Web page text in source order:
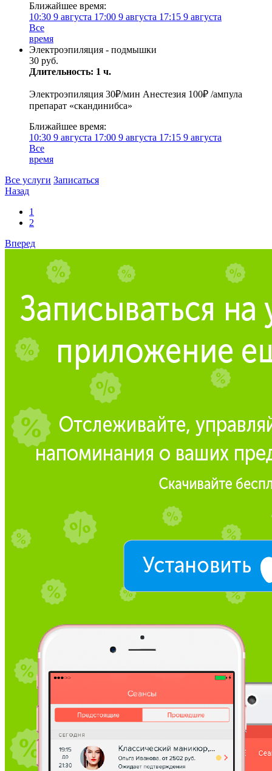
Ближайшее время:
10:30 9 августа 17:00 9 августа 17:15 9 августа
Все
время
Электроэпиляция - подмышки
30 руб.
Длительность: 1 ч.
Электроэпиляция 30₽/мин Анестезия 100₽ /ампула
препарат «скандинибса»
Ближайшее время:
10:30 9 августа 17:00 9 августа 17:15 9 августа
Все
время
Все услуги Записаться
Назад
1
2
Вперед